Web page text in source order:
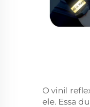
O vinil
ele. Essa